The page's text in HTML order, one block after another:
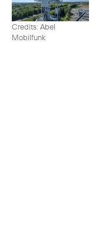
Credits: Abel
Mobilfunk